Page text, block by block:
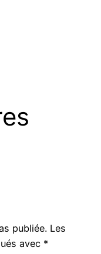
publiée. Les
avec *